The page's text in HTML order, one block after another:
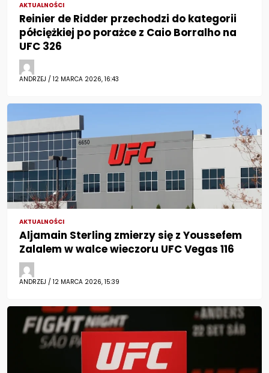
AKTUALNOŚCI
Reinier de Ridder przechodzi do kategorii
półciężkiej po porażce z Caio Borralho na
UFC 326
ANDRZEJ / 12 MARCA 2026, 16:43
AKTUALNOŚCI
Aljamain Sterling zmierzy się z Youssefem
Zalalem w walce wieczoru UFC Vegas 116
ANDRZEJ / 12 MARCA 2026, 15:39